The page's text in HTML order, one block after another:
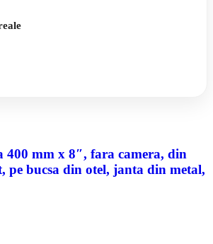
400 mm x 8″, fara camera, din
pe bucsa din otel, janta din metal,